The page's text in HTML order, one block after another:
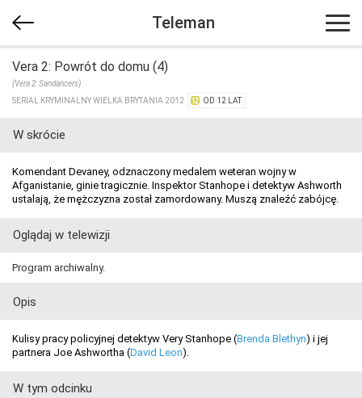
Teleman
Vera 2: Powrót do domu (4)
(Vera 2: Sandancers)
SERIAL KRYMINALNY WIELKA BRYTANIA 2012
OD 12 LAT
W skrócie
Komendant Devaney, odznaczony medalem weteran wojny w
Afganistanie, ginie tragicznie. Inspektor Stanhope i detektyw Ashworth
ustalają, że mężczyzna został zamordowany. Muszą znaleźć zabójcę.
Oglądaj w telewizji
Program archiwalny.
Opis
Kulisy pracy policyjnej detektyw Very Stanhope (Brenda Blethyn) i jej
partnera Joe Ashwortha (David Leon).
W tym odcinku